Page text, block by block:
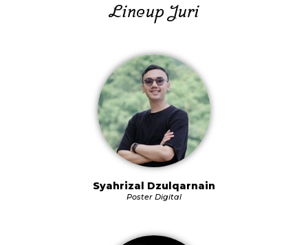
Lineup Juri
Syahrizal Dzulqarnain
Poster Digital